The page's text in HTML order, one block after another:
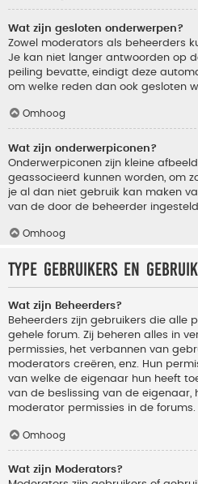
Wat zijn gesloten onderwerpen?
Zowel moderators als beheerders
Je kan niet langer antwoorden op
peiling bevatte, eindigt deze
om welke reden dan ook gesloten
Omhoog
Wat zijn onderwerpiconen?
Onderwerpiconen zijn kleine
geassocieerd kunnen worden, om
je al dan niet gebruik kan maken
van de door de beheerder
Omhoog
Type gebruikers en
Wat zijn Beheerders?
Beheerders zijn gebruikers die alle
gehele forum. Zij beheren alles in
permissies, het verbannen van
moderators creëren, enz. Hun
van welke de eigenaar hun heeft
van de beslissing van de eigenaar,
moderator permissies in de forums.
Omhoog
Wat zijn Moderators?